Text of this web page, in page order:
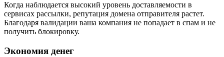
Когда наблюдается высокий уровень доставляемости в
сервисах рассылки, репутация домена отправителя растет.
Благодаря валидации ваша компания не попадает в спам и не
получить блокировку.
Экономия денег